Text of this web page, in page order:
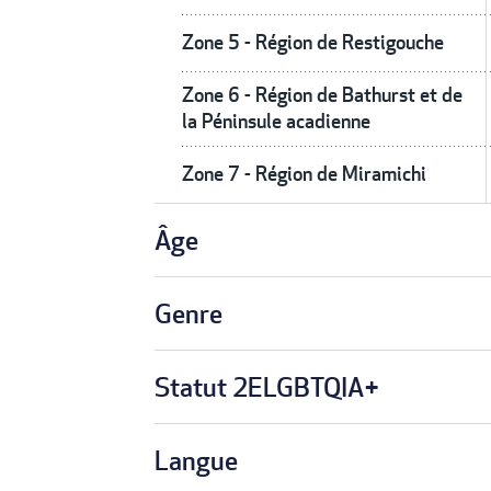
Zone 5 - Région de Restigouche
Zone 6 - Région de Bathurst et de
la Péninsule acadienne
Zone 7 - Région de Miramichi
Âge
Genre
Statut 2ELGBTQIA+
Langue